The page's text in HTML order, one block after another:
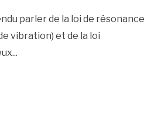
parler de la loi de résonance
vibration) et de la loi
...